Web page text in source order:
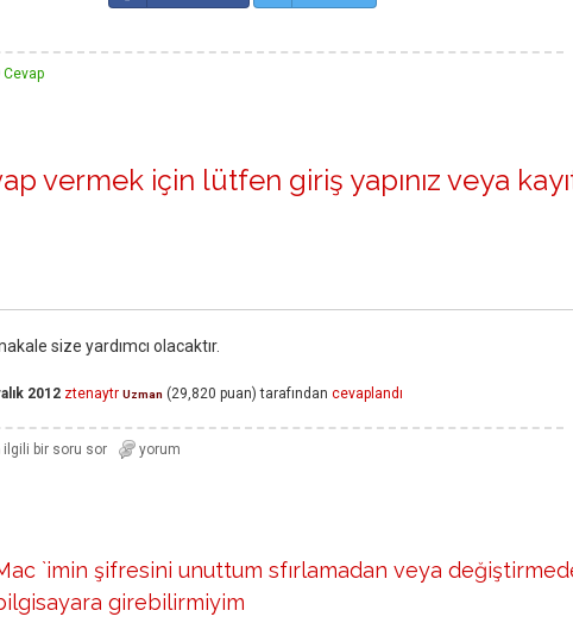
vermek için lütfen giriş yapınız veya
size yardımcı olacaktır.
2012 ztenaytr Uzman (29,820 puan) tarafından cevaplandı
`imin şifresini unuttum sfırlamadan veya
girebilirmiyim